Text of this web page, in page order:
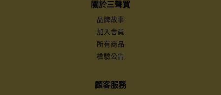
關於三聲買
品牌故事
加入會員
所有商品
檢驗公告
顧客服務